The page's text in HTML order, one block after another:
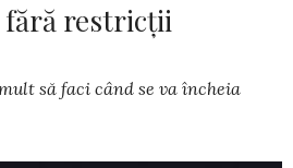
fără restricții
să faci când se va încheia